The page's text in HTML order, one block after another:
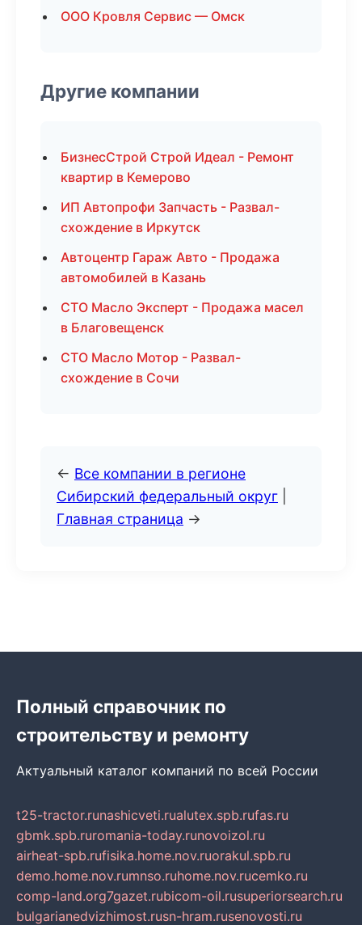
ООО Кровля Сервис — Омск
Другие компании
БизнесСтрой Строй Идеал - Ремонт
квартир в Кемерово
ИП Автопрофи Запчасть - Развал-
схождение в Иркутск
Автоцентр Гараж Авто - Продажа
автомобилей в Казань
СТО Масло Эксперт - Продажа масел
в Благовещенск
СТО Масло Мотор - Развал-
схождение в Сочи
← Все компании в регионе
Сибирский федеральный округ
Главная страница →
Полный справочник по
строительству и ремонту
Актуальный каталог компаний по всей России
t25-tractor.runashicveti.rualutex.spb.rufas.ru
gbmk.spb.ruromania-today.runovoizol.ru
airheat-spb.rufisika.home.nov.ruorakul.spb.ru
demo.home.nov.rumnso.ruhome.nov.rucemko.ru
comp-land.org7gazet.rubicom-oil.rusuperiorsearch.ru
bulgarianedvizhimost.rusn-hram.rusenovosti.ru